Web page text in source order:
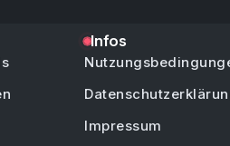
Infos
Impressum